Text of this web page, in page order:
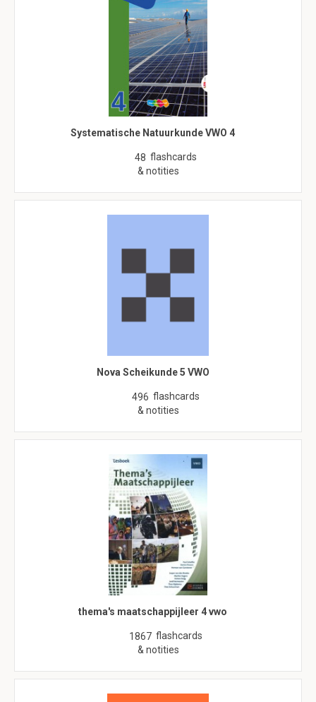
Systematische Natuurkunde VWO 4
48 flashcards
& notities
Nova Scheikunde 5 VWO
496 flashcards
& notities
thema's maatschappijleer 4 vwo
1867 flashcards
& notities